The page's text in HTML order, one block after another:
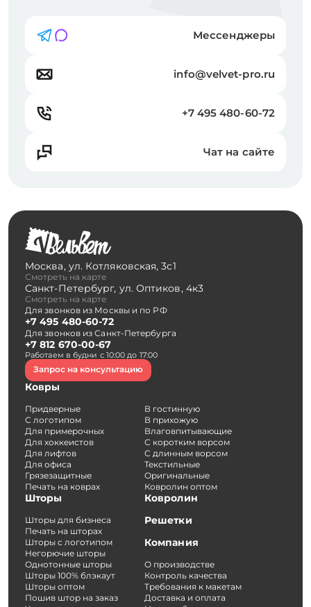
Мессенджеры
info@velvet-pro.ru
+7 495 480-60-72
Чат на сайте
Москва, ул. Котляковская, 3с1
Смотреть на карте
Санкт-Петербург, ул. Оптиков, 4к3
Смотреть на карте
Для звонков из Москвы и по РФ
+7 495 480-60-72
Для звонков из Санкт-Петербурга
+7 812 670-00-67
Работаем в будни с 10:00 до 17:00
Запрос на консультацию
Ковры
Придверные
С логотипом
Для примерочных
Для хоккеистов
Для лифтов
Для офиса
Грязезащитные
Печать на коврах
В гостинную
В прихожую
Влаговпитывающие
С коротким ворсом
С длинным ворсом
Текстильные
Оригинальные
Ковролин оптом
Шторы
Шторы для бизнеса
Печать на шторах
Шторы с логотипом
Негорючие шторы
Однотонные шторы
Шторы 100% блэкаут
Шторы оптом
Пошив штор на заказ
Ковролин
Решетки
Компания
О производстве
Контроль качества
Требования к макетам
Доставка и оплата